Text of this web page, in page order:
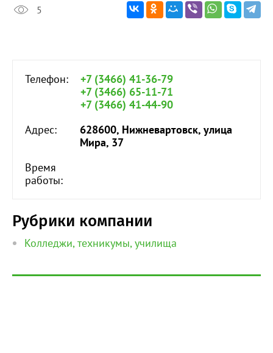
5
Телефон:
+7 (3466) 41-36-79
+7 (3466) 65-11-71
+7 (3466) 41-44-90
Адрес:
628600, Нижневартовск, улица
Мира, 37
Время
работы:
Рубрики компании
Колледжи, техникумы, училища